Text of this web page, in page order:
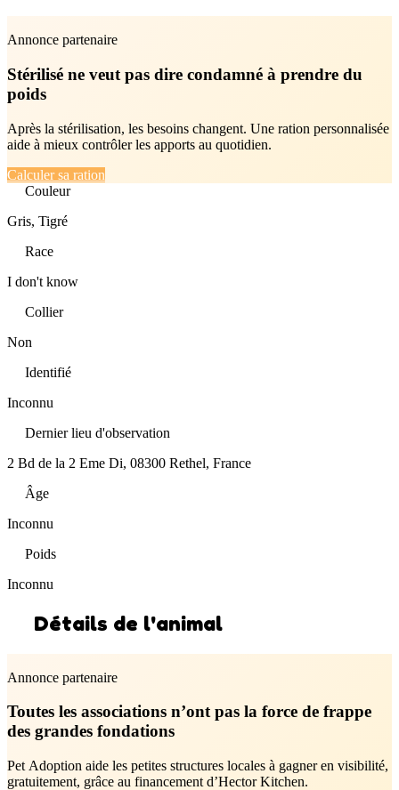
Annonce partenaire
Stérilisé ne veut pas dire condamné à prendre du
poids
Après la stérilisation, les besoins changent. Une ration personnalisée
aide à mieux contrôler les apports au quotidien.
Calculer sa ration
Couleur
Gris, Tigré
Race
I don't know
Collier
Non
Identifié
Inconnu
Dernier lieu d'observation
2 Bd de la 2 Eme Di, 08300 Rethel, France
Âge
Inconnu
Poids
Inconnu
Détails de l'animal
Annonce partenaire
Toutes les associations n’ont pas la force de frappe
des grandes fondations
Pet Adoption aide les petites structures locales à gagner en visibilité,
gratuitement, grâce au financement d’Hector Kitchen.